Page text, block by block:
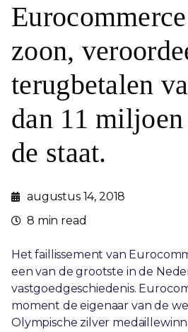
zoon,
terugbetalen
dan 11
de staat.
augustus 14, 2018
8 min read
Het faillissement van
een van de grootste in de
vastgoedgeschiedenis.
moment de eigenaar van de
Olympische zilver